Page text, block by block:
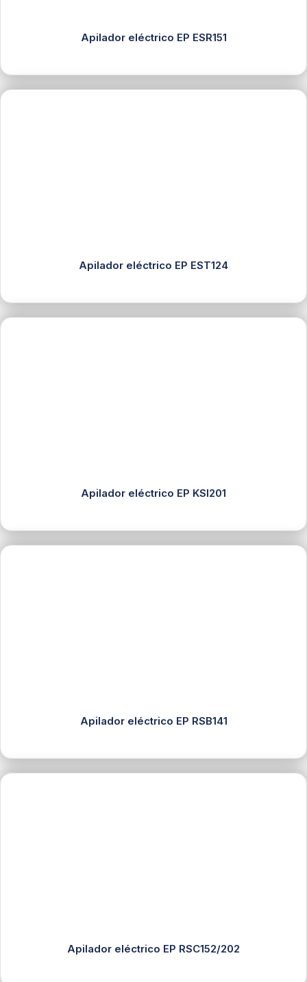
Apilador eléctrico EP ESR151
Apilador eléctrico EP EST124
Apilador eléctrico EP KSI201
Apilador eléctrico EP RSB141
Apilador eléctrico EP RSC152/202